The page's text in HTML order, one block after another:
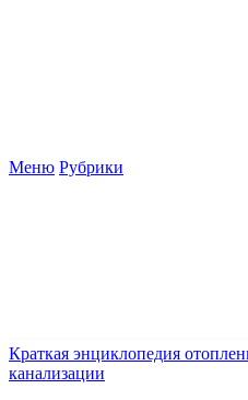
Меню Рубрики
Краткая энциклопедия
канализации